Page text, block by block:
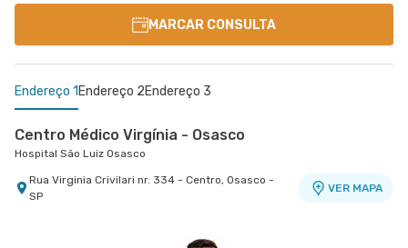
MARCAR CONSULTA
Endereço 1 Endereço 2Endereço 3
Centro Médico Virgínia - Osasco
Hospital São Luiz Osasco
Rua Virginia Crivilari nr. 334 - Centro, Osasco -
SP
VER MAPA